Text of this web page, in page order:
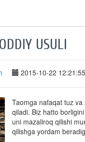
USULI
2015-10-22 12:21:55
Taomga nafaqat tuz
qiladi. Biz hatto
uni mazaliroq qilishi
qilishga yordam